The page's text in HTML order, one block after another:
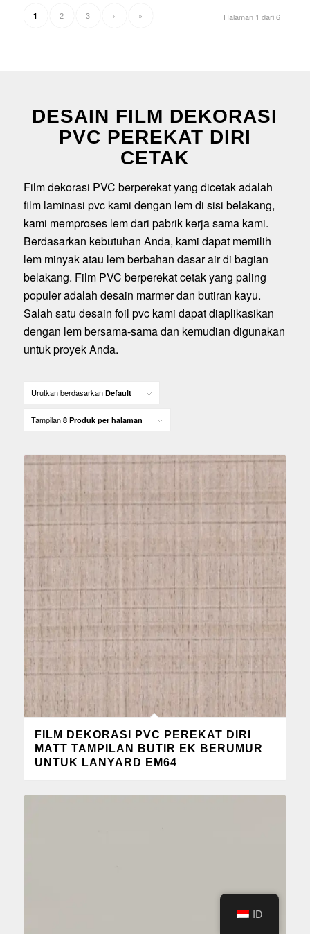
Halaman 1 dari 6
1 2 3 › »
DESAIN FILM DEKORASI
PVC PEREKAT DIRI
CETAK
Film dekorasi PVC berperekat yang dicetak adalah
film laminasi pvc kami dengan lem di sisi belakang,
kami memproses lem dari pabrik kerja sama kami.
Berdasarkan kebutuhan Anda, kami dapat memilih
lem minyak atau lem berbahan dasar air di bagian
belakang. Film PVC berperekat cetak yang paling
populer adalah desain marmer dan butiran kayu.
Salah satu desain foil pvc kami dapat diaplikasikan
dengan lem bersama-sama dan kemudian digunakan
untuk proyek Anda.
Urutkan berdasarkan Default
Tampilan 8 Produk per halaman
FILM DEKORASI PVC PEREKAT DIRI
MATT TAMPILAN BUTIR EK BERUMUR
UNTUK LANYARD EM64
ID